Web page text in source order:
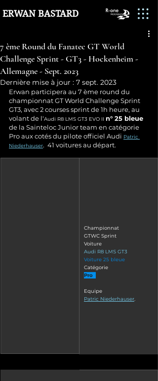
ERWAN BASTARD
7 ème Round du Fanatec GT World
Challenge Sprint - GT3 - Hockenheim -
Allemagne - Sept. 2023
Dernière mise à jour : 7 sept. 2023
Erwan participera au 7 ème round du
championnat GT World Challenge Sprint
GT3, avec 2 courses sprint de 1h heure, au
volant de l'Audi R8 LMS GT3 EVO II n° 25 bleue
de la Sainteloc Junior team en catégorie
Pro aux cotés du pilote officiel Audi Patric
Niederhauser.  41 voitures au départ.
Championnat
GTWC Sprint
Voiture
Audi R8 LMS GT3
Voiture 25 bleue
Catégorie
Pro
Equipe
Patric Niederhauser.